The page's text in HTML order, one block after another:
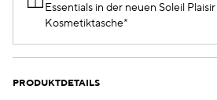
Essentials in der neuen Soleil Plaisir
Kosmetiktasche*
PRODUKTDETAILS